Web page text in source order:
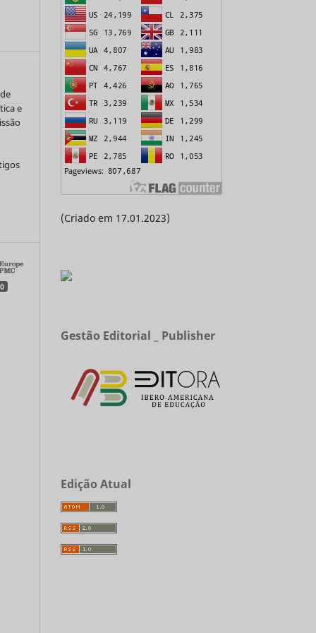
e
0
(Criado em 17.01.2023)
Gestão Editorial _ Publisher
Edição Atual